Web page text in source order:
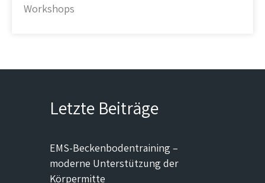
Workshops
Letzte Beiträge
EMS-Beckenbodentraining –
moderne Unterstützung der
Körpermitte